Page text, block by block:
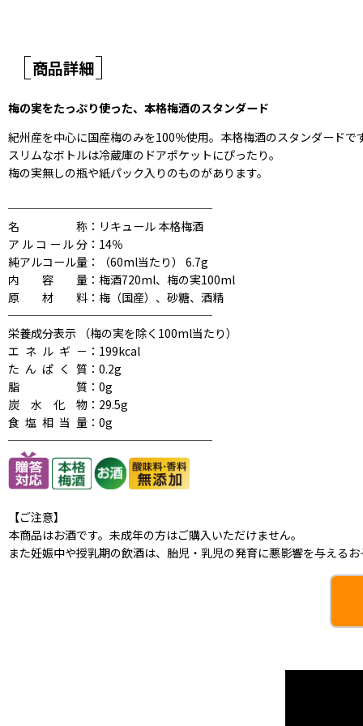
商品詳細
梅の実をたっぷり使った、本格梅酒のスタンダード
紀州産を中心に国産梅のみを100％使用。本格梅酒のスタンダードで
スリムなボトルは冷蔵庫のドアポケットにぴったり。
梅の実無しの瓶や紙パック入りのものがあります。
──────────────────
名称 ：リキュール 本格梅酒
アルコール分 ：14％
純アルコール量 ：（60ml当たり） 6.7g
内容量 ：梅酒720ml、梅の実100ml
原材料 ：梅（国産）、砂糖、酒精
──────────────────
栄養成分表示 （梅の実を除く100ml当たり）
エネルギ－ ：199kcal
たんぱく質 ：0.2g
脂質 ：0g
炭水化物 ：29.5g
食塩相当量 ：0g
──────────────────
【ご注意】
本商品はお酒です。未成年の方はご購入いただけません。
また妊娠中や授乳期の飲酒は、胎児・乳児の発育に悪影響を与える